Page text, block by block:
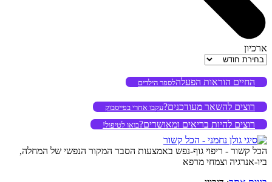
ארכיון
ארכיון
החיים הוראות הפעלהלספר הילדים
רוצים להשאר מעודכנים?עקבו אחרי בפייסבוק
רוצים להיות בריאים ומאושרים?בואו לטיפול!
הכל קשור - ריפוי גוף-נפש באמצעות הסבר המקור הנפשי של המחלה,
ביו-אנרגיה וצמחי מרפא